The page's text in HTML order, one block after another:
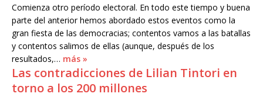
Comienza otro período electoral. En todo este tiempo y buena
parte del anterior hemos abordado estos eventos como la
gran fiesta de las democracias; contentos vamos a las batallas
y contentos salimos de ellas (aunque, después de los
resultados,… más »
Las contradicciones de Lilian Tintori en
torno a los 200 millones